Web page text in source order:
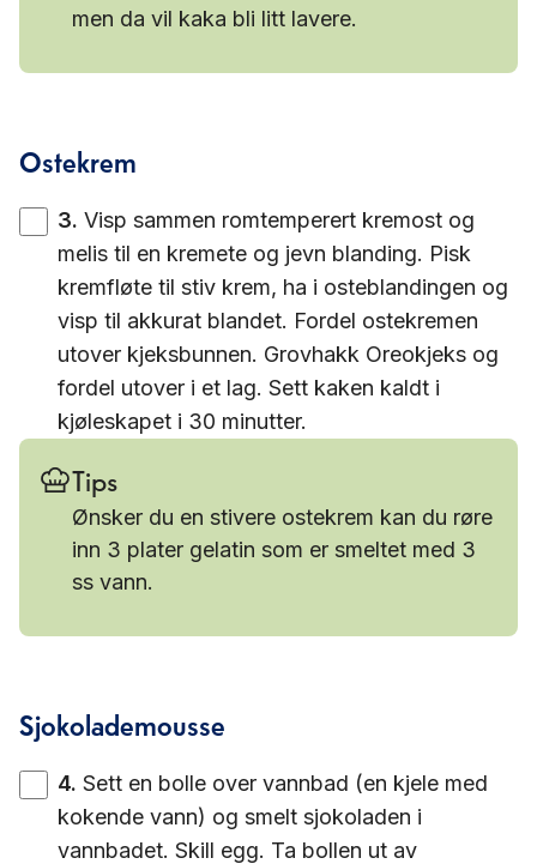
men da vil kaka bli litt lavere.
Ostekrem
3. Visp sammen romtemperert kremost og
melis til en kremete og jevn blanding. Pisk
kremfløte til stiv krem, ha i osteblandingen og
visp til akkurat blandet. Fordel ostekremen
utover kjeksbunnen. Grovhakk Oreokjeks og
fordel utover i et lag. Sett kaken kaldt i
kjøleskapet i 30 minutter.
Tips
Ønsker du en stivere ostekrem kan du røre
inn 3 plater gelatin som er smeltet med 3
ss vann.
Sjokolademousse
4. Sett en bolle over vannbad (en kjele med
kokende vann) og smelt sjokoladen i
vannbadet. Skill egg. Ta bollen ut av